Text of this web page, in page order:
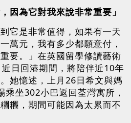
因為它對我來說非常重要」
它是非常值得，如果有一天
萬元，我有多少都願意付，
要。」在英國留學修讀藝術
日回港期間，將陪伴近10年
她憶述，上月26日希文與媽
乘坐302小巴返回荃灣寓所，
糰，期間可能因為太累而不